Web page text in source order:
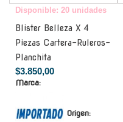
Disponible: 20 unidades
Blister Belleza X 4
Piezas Cartera-Ruleros-
Planchita
$3.850,00
Marca:
Origen: